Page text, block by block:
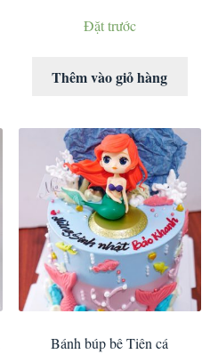
Đặt trước
Thêm vào giỏ hàng
Bánh búp bê Tiên cá